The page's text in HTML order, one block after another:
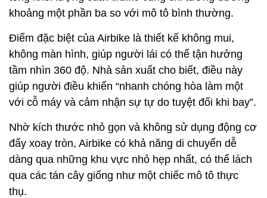
khoảng một phần ba so với mô tô bình thường.
Điểm đặc biệt của Airbike là thiết kế không mui,
không màn hình, giúp người lái có thể tận hưởng
tầm nhìn 360 độ. Nhà sản xuất cho biết, điều này
giúp người điều khiển “nhanh chóng hòa làm một
với cỗ máy và cảm nhận sự tự do tuyệt đối khi bay”.
Nhờ kích thước nhỏ gọn và không sử dụng động cơ
đẩy xoay tròn, Airbike có khả năng di chuyển dễ
dàng qua những khu vực nhỏ hẹp nhất, có thể lách
qua các tán cây giống như một chiếc mô tô thực
thụ.